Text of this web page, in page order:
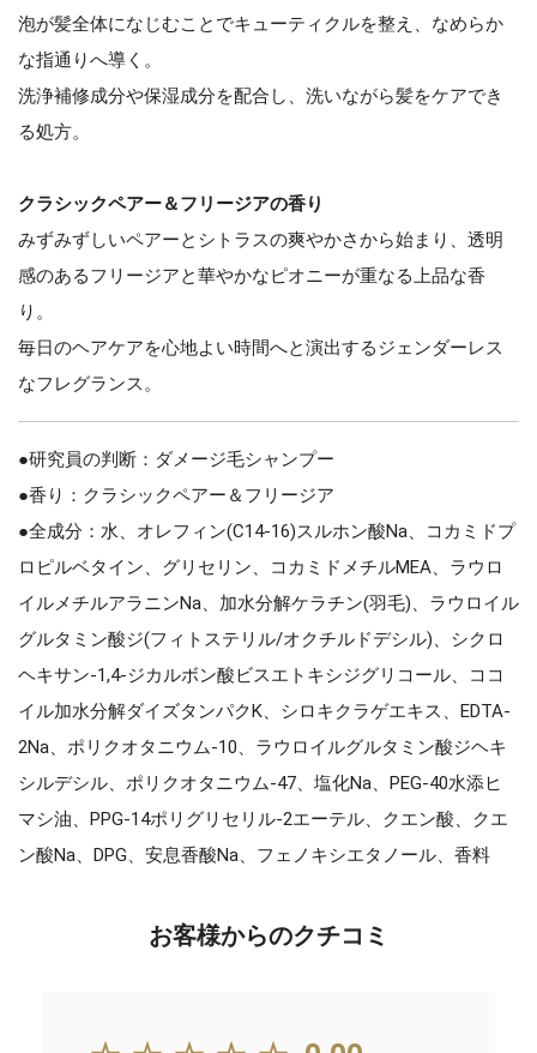
泡が髪全体になじむことでキューティクルを整え、なめらか
な指通りへ導く。
洗浄補修成分や保湿成分を配合し、洗いながら髪をケアでき
る処方。
クラシックペアー＆フリージアの香り
みずみずしいペアーとシトラスの爽やかさから始まり、透明
感のあるフリージアと華やかなピオニーが重なる上品な香
り。
毎日のヘアケアを心地よい時間へと演出するジェンダーレス
なフレグランス。
●研究員の判断：ダメージ毛シャンプー
●香り：クラシックペアー＆フリージア
●全成分：水、オレフィン(C14-16)スルホン酸Na、コカミドプ
ロピルベタイン、グリセリン、コカミドメチルMEA、ラウロ
イルメチルアラニンNa、加水分解ケラチン(羽毛)、ラウロイル
グルタミン酸ジ(フィトステリル/オクチルドデシル)、シクロ
ヘキサン-1,4-ジカルボン酸ビスエトキシジグリコール、ココ
イル加水分解ダイズタンパクK、シロキクラゲエキス、EDTA-
2Na、ポリクオタニウム-10、ラウロイルグルタミン酸ジヘキ
シルデシル、ポリクオタニウム-47、塩化Na、PEG-40水添ヒ
マシ油、PPG-14ポリグリセリル-2エーテル、クエン酸、クエ
ン酸Na、DPG、安息香酸Na、フェノキシエタノール、香料
お客様からのクチコミ